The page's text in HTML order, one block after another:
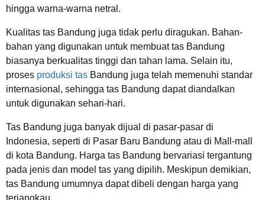
hingga warna-warna netral.
Kualitas tas Bandung juga tidak perlu diragukan. Bahan-
bahan yang digunakan untuk membuat tas Bandung
biasanya berkualitas tinggi dan tahan lama. Selain itu,
proses produksi tas Bandung juga telah memenuhi standar
internasional, sehingga tas Bandung dapat diandalkan
untuk digunakan sehari-hari.
Tas Bandung juga banyak dijual di pasar-pasar di
Indonesia, seperti di Pasar Baru Bandung atau di Mall-mall
di kota Bandung. Harga tas Bandung bervariasi tergantung
pada jenis dan model tas yang dipilih. Meskipun demikian,
tas Bandung umumnya dapat dibeli dengan harga yang
terjangkau.